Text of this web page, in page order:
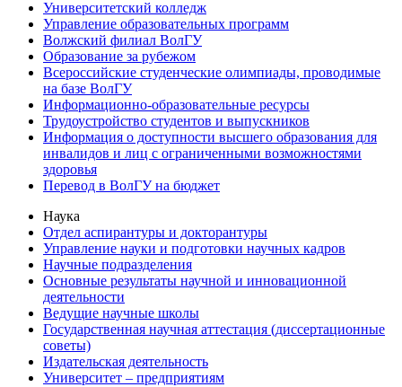
Университетский колледж
Управление образовательных программ
Волжский филиал ВолГУ
Образование за рубежом
Всероссийские студенческие олимпиады, проводимые
на базе ВолГУ
Информационно-образовательные ресурсы
Трудоустройство студентов и выпускников
Информация о доступности высшего образования для
инвалидов и лиц с ограниченными возможностями
здоровья
Перевод в ВолГУ на бюджет
Наука
Отдел аспирантуры и докторантуры
Управление науки и подготовки научных кадров
Научные подразделения
Основные результаты научной и инновационной
деятельности
Ведущие научные школы
Государственная научная аттестация (диссертационные
советы)
Издательская деятельность
Университет – предприятиям